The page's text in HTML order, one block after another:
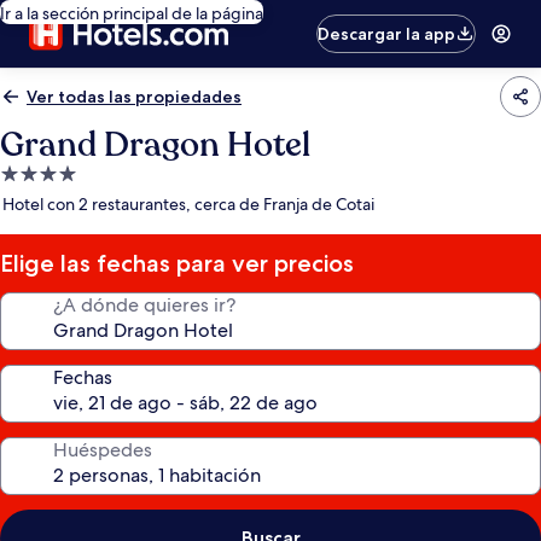
Ir a la sección principal de la página
Descargar la app
Ver todas las propiedades
Grand Dragon Hotel
Propiedad
de
estrellas
Hotel con 2 restaurantes, cerca de Franja de Cotai
Elige las fechas para ver precios
¿A dónde quieres ir?
Fechas
Huéspedes